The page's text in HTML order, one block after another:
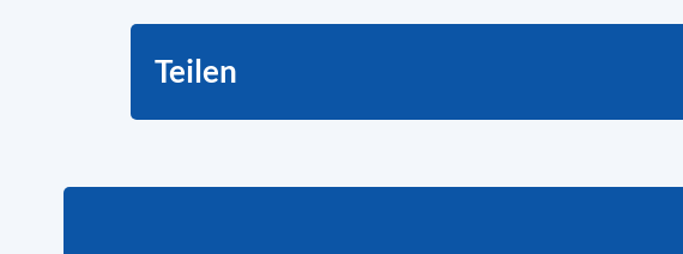
Teilen